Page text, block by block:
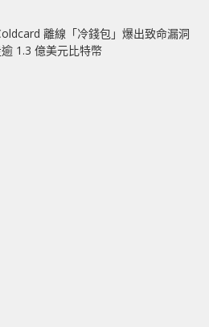
離線「冷錢包」爆出致命漏洞
1.3 億美元比特幣